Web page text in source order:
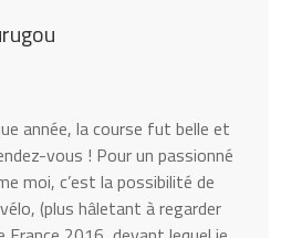
année, la course fut belle et
vous ! Pour un passionné
moi, c’est la possibilité de
(plus hâletant à regarder